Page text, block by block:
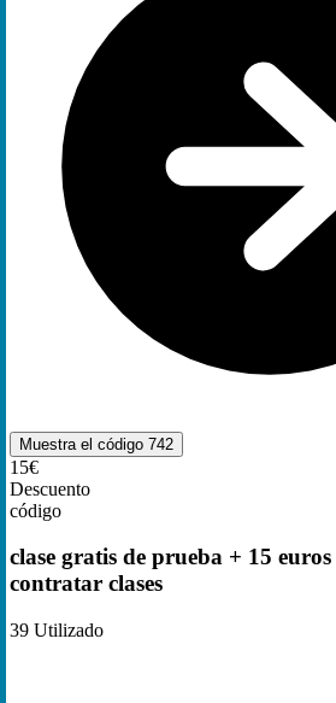
Muestra el código 742
15€
Descuento
código
clase gratis de prueba + 15 euros
contratar clases
39 Utilizado